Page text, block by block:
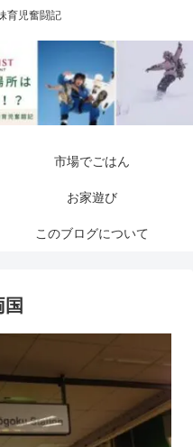
育児奮闘記
市場でごはん
お家遊び
このブログについて